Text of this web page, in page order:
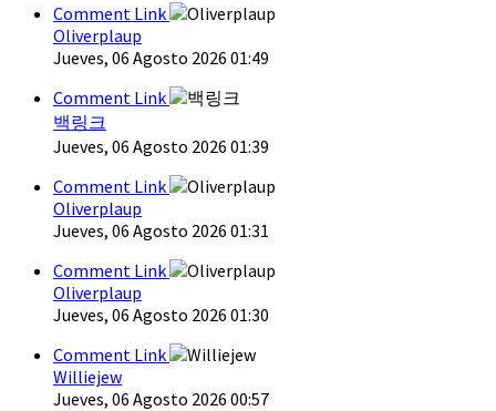
Comment Link
Oliverplaup
Jueves, 06 Agosto 2026 01:49
Comment Link
백링크
Jueves, 06 Agosto 2026 01:39
Comment Link
Oliverplaup
Jueves, 06 Agosto 2026 01:31
Comment Link
Oliverplaup
Jueves, 06 Agosto 2026 01:30
Comment Link
Williejew
Jueves, 06 Agosto 2026 00:57